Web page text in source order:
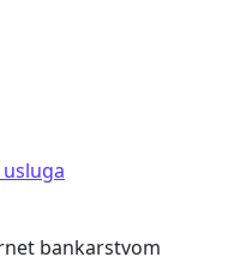
bankarstvom